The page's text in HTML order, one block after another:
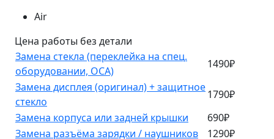
Air
Цена работы без детали
Замена стекла (переклейка на спец.
оборудовании, OCA)
1490₽
Замена дисплея (оригинал) + защитное
стекло
1790₽
Замена корпуса или задней крышки
690₽
Замена разъёма зарядки / наушников
1290₽